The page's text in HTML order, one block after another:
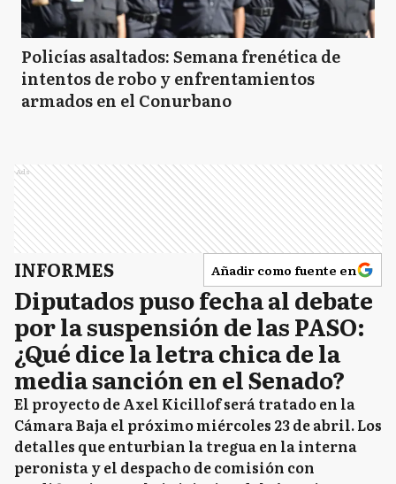
Policías asaltados: Semana frenética de
intentos de robo y enfrentamientos
armados en el Conurbano
Ads
INFORMES Añadir como fuente en
Diputados puso fecha al debate
por la suspensión de las PASO:
¿Qué dice la letra chica de la
media sanción en el Senado?
El proyecto de Axel Kicillof será tratado en la
Cámara Baja el próximo miércoles 23 de abril. Los
detalles que enturbian la tregua en la interna
peronista y el despacho de comisión con